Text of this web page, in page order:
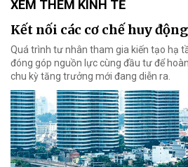
XEM THÊM KINH TẾ
Kết nối các cơ chế huy
Quá trình tư nhân tham gia kiến tạo hạ
đóng góp nguồn lực cùng đầu tư để
chu kỳ tăng trưởng mới đang diễn ra.